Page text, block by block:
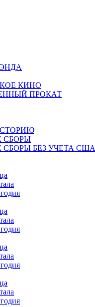
КИНО
ПРОКАТ
СБОРЫ
БЕЗ УЧЕТА США